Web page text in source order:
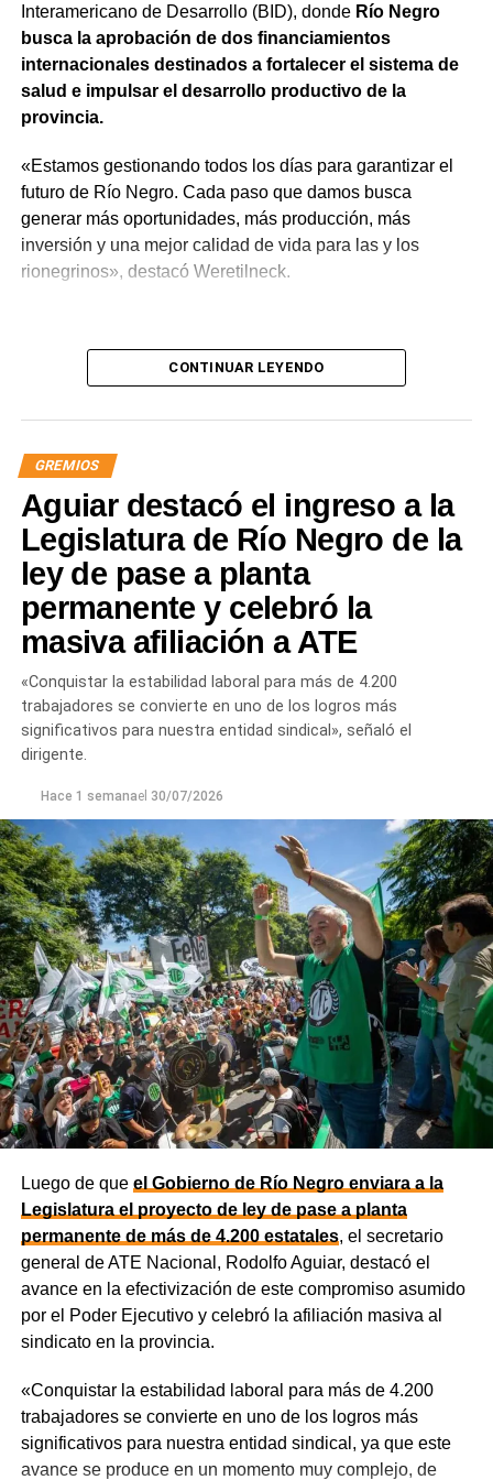
mejores», expresó.
Interamericano de Desarrollo (BID), donde Río Negro
busca la aprobación de dos financiamientos
internacionales destinados a fortalecer el sistema de
salud e impulsar el desarrollo productivo de la
provincia.
«Estamos gestionando todos los días para garantizar el
futuro de Río Negro. Cada paso que damos busca
generar más oportunidades, más producción, más
inversión y una mejor calidad de vida para las y los
rionegrinos», destacó Weretilneck.
Las gestiones ante el BID comprenden un crédito de
85 millones de dólares destinado a ampliar la
producción, incorporar nuevas áreas bajo riegoy
fortalecer la capacidad de la provincia para enfrentar los
efectos del cambio climático;y otro de 60 millones de
dólares para equipamiento y modernización de los
hospitales.
El gobernador está acompañado por el ministro de
Desarrollo Económico y Productivo, Carlos Banacloy; el
ministro de Salud, Demetrio Thalasselis; el ministro de
Hacienda, Gabriel Sánchez y el director ejecutivo de la
Financiamiento Externo (UPCEFE), Martín Camiña.
CONTINUAR LEYENDO
GREMIOS
Aguiar destacó el ingreso a la
Legislatura de Río Negro de la
ley de pase a planta
permanente y celebró la
masiva afiliación a ATE
«Conquistar la estabilidad laboral para más de 4.200
trabajadores se convierte en uno de los logros más
significativos para nuestra entidad sindical», señaló el
dirigente.
Hace 1 semanael 30/07/2026
Luego de que el Gobierno de Río Negro enviara a la
Legislatura el proyecto de ley de pase a planta
permanente de más de 4.200 estatales, el secretario
general de ATE Nacional, Rodolfo Aguiar, destacó el
avance en la efectivización de este compromiso asumido
por el Poder Ejecutivo y celebró la afiliación masiva al
sindicato en la provincia.
«Conquistar la estabilidad laboral para más de 4.200
trabajadores se convierte en uno de los logros más
significativos para nuestra entidad sindical, ya que este
avance se produce en un momento muy complejo, de